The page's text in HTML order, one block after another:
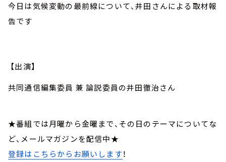
今日は気候変動の最前線について、井田さんによる取材報
告です
【出演】
共同通信編集委員 兼 論説委員の井田徹治さん
★番組では月曜から金曜まで、その日のテーマについてな
ど、メールマガジンを配信中★
登録はこちらからお願いします！